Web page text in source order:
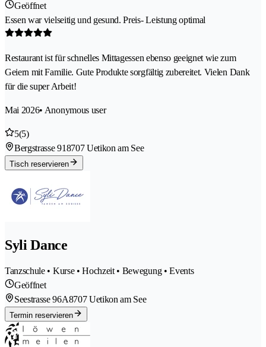
Geöffnet
Essen war vielseitig und gesund. Preis- Leistung optimal
Restaurant ist für schnelles Mittagessen ebenso geeignet wie zum
Geiern mit Familie. Gute Produkte sorgfältig zubereitet. Vielen Dank
für die super Arbeit!
Mai 2026• Anonymous user
5(5)
Bergstrasse 918707 Uetikon am See
Tisch reservieren
Syli Dance
Tanzschule • Kurse • Hochzeit • Bewegung • Events
Geöffnet
Seestrasse 96A8707 Uetikon am See
Termin reservieren